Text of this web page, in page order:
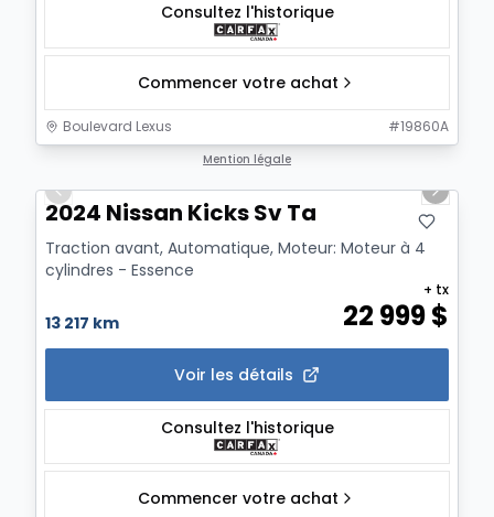
Consultez l'historique
Commencer votre achat
Boulevard Lexus #19860A
Mention légale
Previous slide
Next
2024 Nissan Kicks Sv Ta
Traction avant, Automatique, Moteur: Moteur à 4
cylindres - Essence
13 217 km 22 999$
+ tx
Voir les détails
Consultez l'historique
Commencer votre achat